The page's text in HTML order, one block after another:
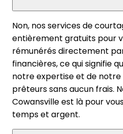
Non, nos services de
entièrement gratuits pour
rémunérés directement
financières, ce qui signifie
notre expertise et de notre
prêteurs sans aucun frais.
Cowansville est là pour
temps et argent.